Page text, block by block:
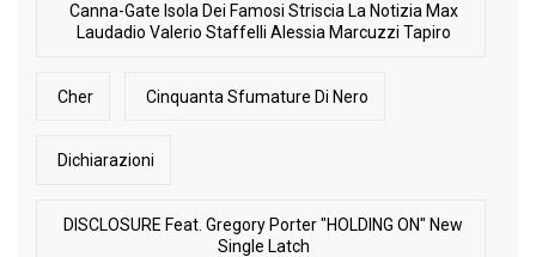
Canna-Gate Isola Dei Famosi Striscia La Notizia Max
Laudadio Valerio Staffelli Alessia Marcuzzi Tapiro
Cher Cinquanta Sfumature Di Nero
Dichiarazioni
DISCLOSURE Feat. Gregory Porter "HOLDING ON" New
Single Latch